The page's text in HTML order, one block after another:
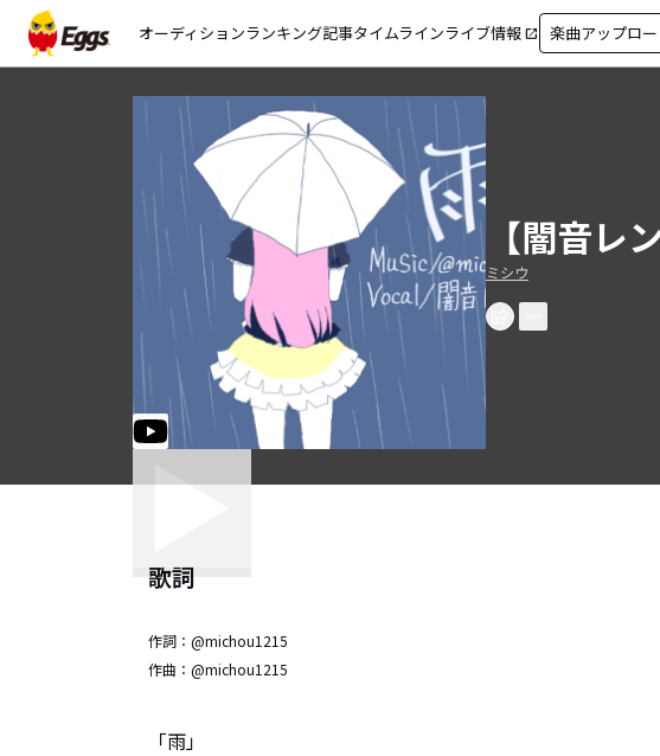
オーディションランキング記事タイムラインライブ情報 open_in_new 楽曲アップロー
【闇音レ
ミシウ
歌詞
作詞： @michou1215
作曲： @michou1215
「雨」